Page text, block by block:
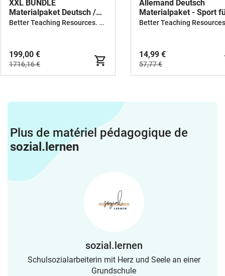
XXL BUNDLE
Materialpaket Deutsch /
Allemand
Better Teaching Resources. Longer coffee breaks.
199,00 €
1716,16 €
Allemand Deutsch
Materialpaket - Sport
Deutsch als
14,99 €
57,77 €
Plus de matériel pédagogique de
sozial.lernen
sozial.lernen
Schulsozialarbeiterin mit Herz und Seele an einer
Grundschule